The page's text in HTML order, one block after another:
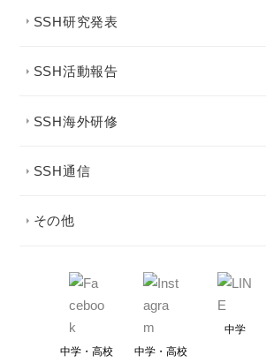
SSH研究発表
SSH活動報告
SSH海外研修
SSH通信
その他
中学・高校 中学・高校
中学